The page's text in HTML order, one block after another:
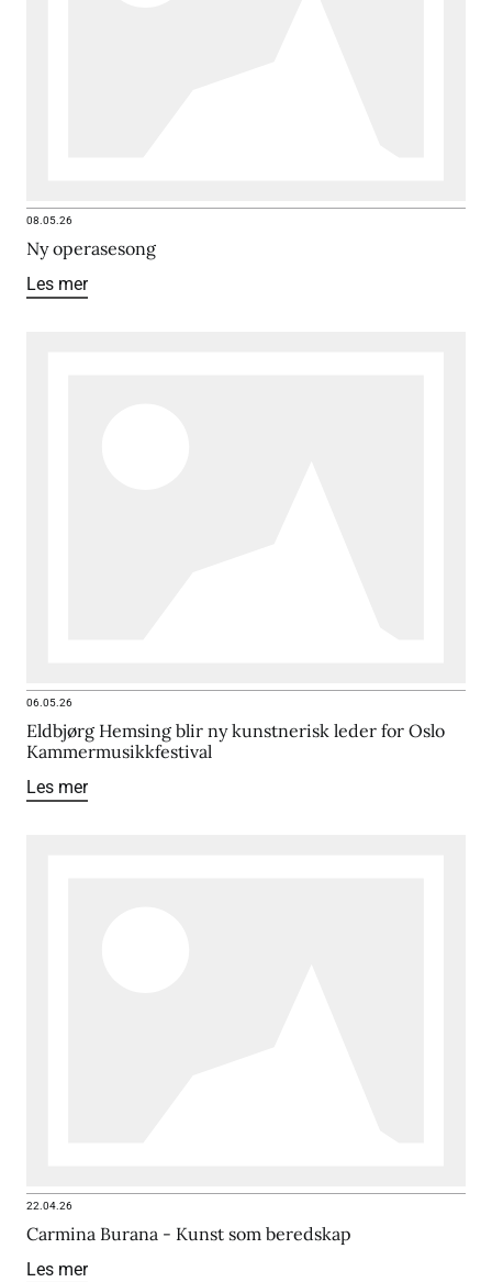
08.05.26
Ny operasesong
Les mer
06.05.26
Eldbjørg Hemsing blir ny kunstnerisk leder for Oslo
Kammermusikkfestival
Les mer
22.04.26
Carmina Burana - Kunst som beredskap
Les mer